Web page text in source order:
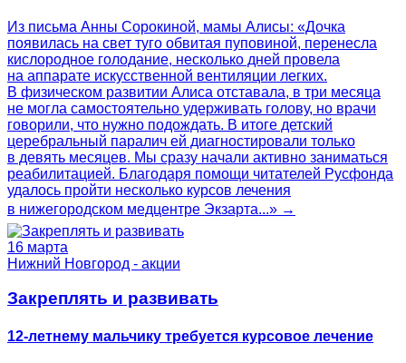
Из письма Анны Сорокиной, мамы Алисы: «Дочка
появилась на свет туго обвитая пуповиной, перенесла
кислородное голодание, несколько дней провела
на аппарате искусственной вентиляции легких.
В физическом развитии Алиса отставала, в три месяца
не могла самостоятельно удерживать голову, но врачи
говорили, что нужно подождать. В итоге детский
церебральный паралич ей диагностировали только
в девять месяцев. Мы сразу начали активно заниматься
реабилитацией. Благодаря помощи читателей Русфонда
удалось пройти несколько курсов лечения
в нижегородском медцентре Экзарта...» →
16 марта
Нижний Новгород - акции
Закреплять и развивать
12-летнему мальчику требуется курсовое лечение